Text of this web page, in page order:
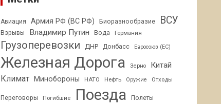
Авиация Армия РФ (ВС РФ) Биоразнообразие ВСУ
Взрывы Владимир Путин Вода Германия
Грузоперевозки ДНР Донбасс Евросоюз (ЕС)
Железная Дорога Зерно Китай
Климат Минобороны НАТО Нефть Оружие Отходы
Переговоры Погибшие Поезда Полеты